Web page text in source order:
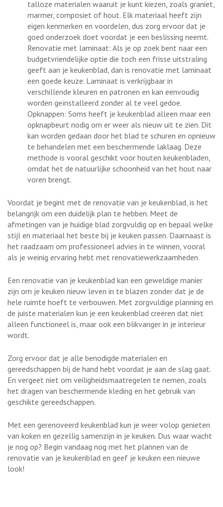
talloze materialen waaruit je kunt kiezen, zoals graniet,
marmer, composiet of hout. Elk materiaal heeft zijn
eigen kenmerken en voordelen, dus zorg ervoor dat je
goed onderzoek doet voordat je een beslissing neemt.
Renovatie met laminaat: Als je op zoek bent naar een
budgetvriendelijke optie die toch een frisse uitstraling
geeft aan je keukenblad, dan is renovatie met laminaat
een goede keuze. Laminaat is verkrijgbaar in
verschillende kleuren en patronen en kan eenvoudig
worden geïnstalleerd zonder al te veel gedoe.
Opknappen: Soms heeft je keukenblad alleen maar een
opknapbeurt nodig om er weer als nieuw uit te zien. Dit
kan worden gedaan door het blad te schuren en opnieuw
te behandelen met een beschermende laklaag. Deze
methode is vooral geschikt voor houten keukenbladen,
omdat het de natuurlijke schoonheid van het hout naar
voren brengt.
Voordat je begint met de renovatie van je keukenblad, is het
belangrijk om een duidelijk plan te hebben. Meet de
afmetingen van je huidige blad zorgvuldig op en bepaal welke
stijl en materiaal het beste bij je keuken passen. Daarnaast is
het raadzaam om professioneel advies in te winnen, vooral
als je weinig ervaring hebt met renovatiewerkzaamheden.
Een renovatie van je keukenblad kan een geweldige manier
zijn om je keuken nieuw leven in te blazen zonder dat je de
hele ruimte hoeft te verbouwen. Met zorgvuldige planning en
de juiste materialen kun je een keukenblad creëren dat niet
alleen functioneel is, maar ook een blikvanger in je interieur
wordt.
Zorg ervoor dat je alle benodigde materialen en
gereedschappen bij de hand hebt voordat je aan de slag gaat.
En vergeet niet om veiligheidsmaatregelen te nemen, zoals
het dragen van beschermende kleding en het gebruik van
geschikte gereedschappen.
Met een gerenoveerd keukenblad kun je weer volop genieten
van koken en gezellig samenzijn in je keuken. Dus waar wacht
je nog op? Begin vandaag nog met het plannen van de
renovatie van je keukenblad en geef je keuken een nieuwe
look!